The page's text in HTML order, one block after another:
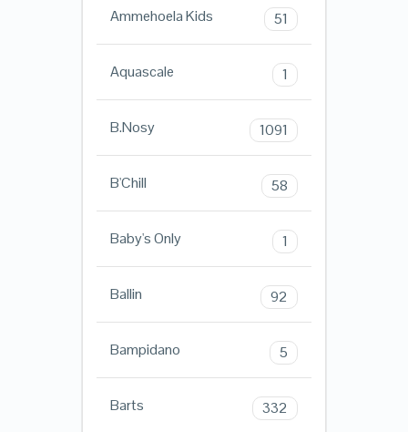
Ammehoela Kids 51
Aquascale 1
B.Nosy 1091
B'Chill 58
Baby's Only 1
Ballin 92
Bampidano 5
Barts 332